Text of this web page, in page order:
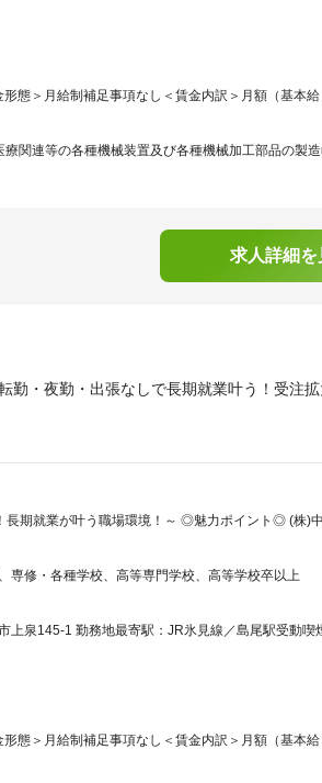
態＞月給制補足事項なし＜賃金内訳＞月額（基本
関連等の各種機械装置及び各種機械加工部品の製
求人詳細を
勤・夜勤・出張なしで長期就業叶う！受注
長期就業が叶う職場環境！～ ◎魅力ポイント◎ (株)
専修・各種学校、高等専門学校、高等学校卒以上
上泉145-1 勤務地最寄駅：JR氷見線／島尾駅受動喫
態＞月給制補足事項なし＜賃金内訳＞月額（基本